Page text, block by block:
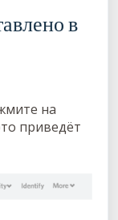
в
на
приведёт